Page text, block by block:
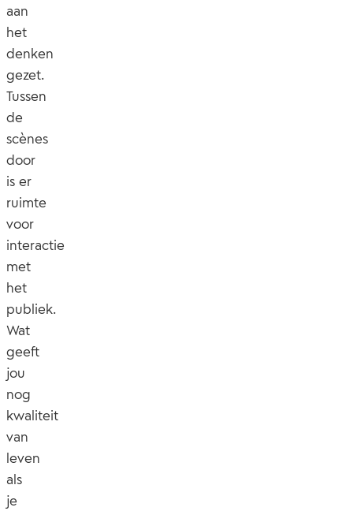
aan
het
denken
gezet.
Tussen
de
scènes
door
is er
ruimte
voor
interactie
met
het
publiek.
Wat
geeft
jou
nog
kwaliteit
van
leven
als
je